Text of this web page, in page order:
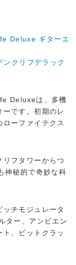
Deluxe ギターエ
クリフデラック
Deluxeは、多機
です。初期のレ
ーファイテクス
フタワーからつ
神秘的で奇妙な科
チモジュレータ
ター、アンビエン
ト、ビットクラッ